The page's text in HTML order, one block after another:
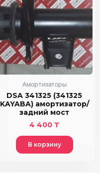
Амортизаторы
DSA 341325 (341325
KAYABA) амортизатор/
задний мост
4 400 ₸
В корзину